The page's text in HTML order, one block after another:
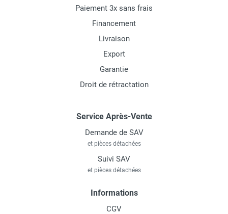
Paiement 3x sans frais
Financement
Livraison
Export
Garantie
Droit de rétractation
Service Après-Vente
Demande de SAV
et pièces détachées
Suivi SAV
et pièces détachées
Informations
CGV